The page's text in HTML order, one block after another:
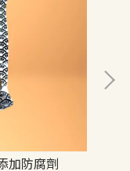
加防腐劑